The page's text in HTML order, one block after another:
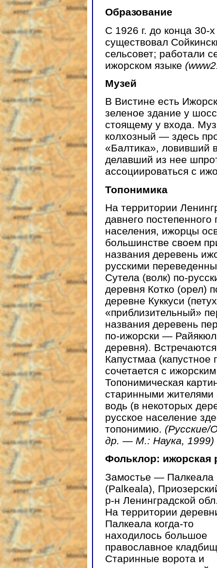
Образование
С 1926 г. до конца 30-
существовал
сельсовет; работали
ижорском языке
Музей
В Вистине есть
зеленое здание у
стоящему у входа.
колхозный — здесь
«Балтика», ловивший
делавший из нее
ассоциироваться с
Топонимика
На территории
давнего постепенного
населения, ижорцы
большинстве своем
названия деревень
русскими
Сутела (волк) по-
деревня Котко (орел)
деревне Куккуси
«приблизительный»
названия деревень
по-ижорски —
деревня).
Капустмаа (капустное
сочетается с
Топонимическая
старинными
водь (в некоторых
русское население
топонимию. (Русские/
др. — М.: Наука, 1999)
Фольклор: ижорская
Замостье — Палкеала
(Palkeala),
р-н Ленинградской
На территории
Палкеала когда-то
находилось большое
православное
Старинные ворота и